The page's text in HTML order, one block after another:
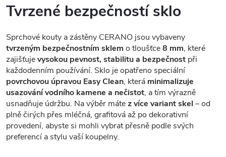
Tvrzené bezpečností sklo
Sprchové kouty a zástěny CERANO jsou vybaveny
tvrzeným bezpečnostním sklem o tloušťce8 mm, které
zajišťujevysokou pevnost, stabilitu a bezpečnost při
každodenním používání. Sklo je opatřeno speciální
povrchovou úpravou Easy Clean, která minimalizuje
usazování vodního kamene a nečistot, a tím výrazně
usnadňuje údržbu. Na výběr mátez více variant skel – od
plně čirých přes mléčná, grafitová až po dekorativní
provedení, abyste si mohli vybrat přesně podle svých
preferencí a stylu vaší koupelny.